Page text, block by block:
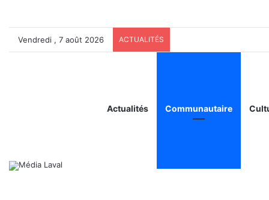
Vendredi , 7 août 2026 ACTUALITÉS
Actualités Communautaire